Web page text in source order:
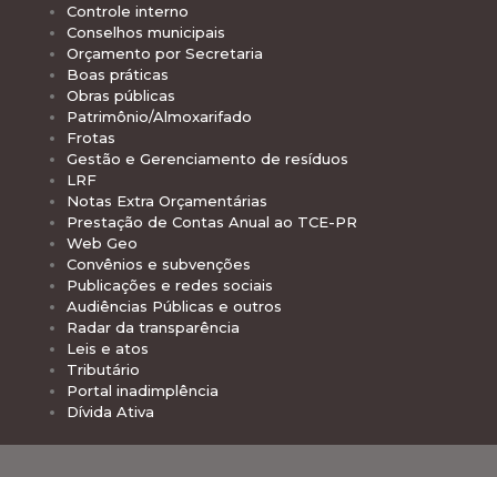
Controle interno
Conselhos municipais
Orçamento por Secretaria
Boas práticas
Obras públicas
Patrimônio/Almoxarifado
Frotas
Gestão e Gerenciamento de resíduos
LRF
Notas Extra Orçamentárias
Prestação de Contas Anual ao TCE-PR
Web Geo
Convênios e subvenções
Publicações e redes sociais
Audiências Públicas e outros
Radar da transparência
Leis e atos
Tributário
Portal inadimplência
Dívida Ativa